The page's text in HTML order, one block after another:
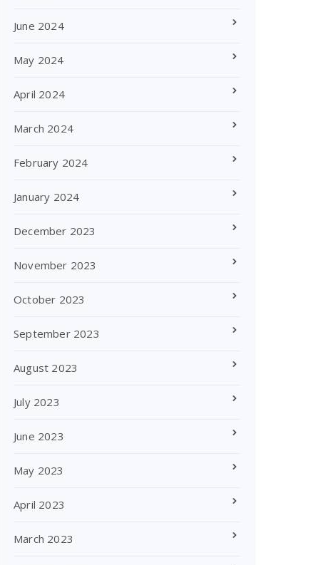
June 2024
May 2024
April 2024
March 2024
February 2024
January 2024
December 2023
November 2023
October 2023
September 2023
August 2023
July 2023
June 2023
May 2023
April 2023
March 2023